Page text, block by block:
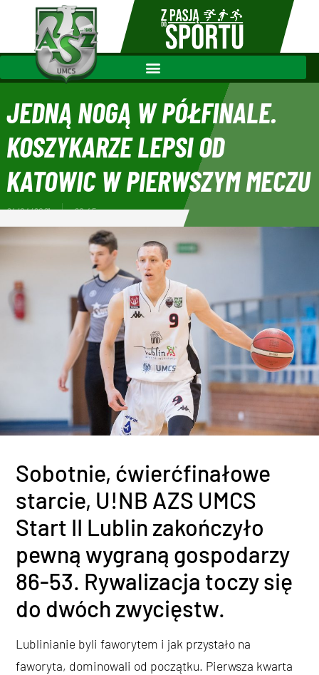
JEDNĄ NOGĄ W PÓŁFINALE.
KOSZYKARZE LEPSI OD
KATOWIC W PIERWSZYM MECZU
24/04/2021 20:45
Sobotnie, ćwierćfinałowe
starcie, U!NB AZS UMCS
Start II Lublin zakończyło
pewną wygraną gospodarzy
86-53. Rywalizacja toczy się
do dwóch zwycięstw.
Lublinianie byli faworytem i jak przystało na
faworyta, dominowali od początku. Pierwsza kwarta